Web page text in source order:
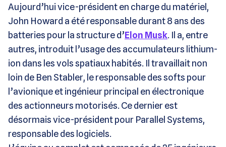
Aujourd’hui vice-président en charge du matériel,
John Howard a été responsable durant 8 ans des
batteries pour la structure d’Elon Musk. Il a, entre
autres, introduit l’usage des accumulateurs lithium-
ion dans les vols spatiaux habités. Il travaillait non
loin de Ben Stabler, le responsable des softs pour
l’avionique et ingénieur principal en électronique
des actionneurs motorisés. Ce dernier est
désormais vice-président pour Parallel Systems,
responsable des logiciels.